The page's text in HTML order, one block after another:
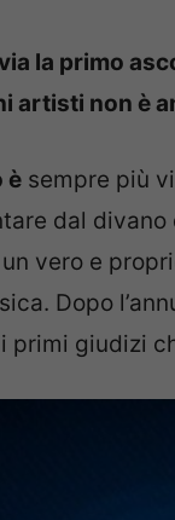
la primo
artisti non è
è sempre più
dal
vero e
Dopo
primi giudizi